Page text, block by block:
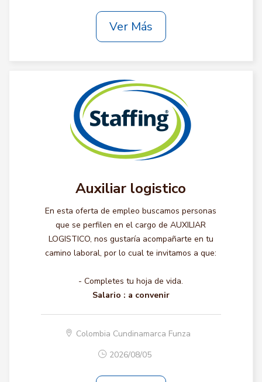
Ver Más
Auxiliar logistico
En esta oferta de empleo buscamos personas
que se perfilen en el cargo de AUXILIAR
LOGISTICO, nos gustaría acompañarte en tu
camino laboral, por lo cual te invitamos a que:
- Completes tu hoja de vida.
Salario : a convenir
Colombia Cundinamarca Funza
2026/08/05